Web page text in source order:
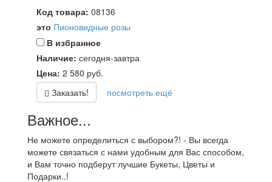
Код товара: 08136
это Пионовидные розы
В избранное
Наличие: сегодня-завтра
Цена: 2 580 руб.
Заказать!
посмотреть ещё
Важное...
Не можете определиться с выбором?! - Вы всегда
можете связаться с нами удобным для Вас способом,
и Вам точно подберут лучшие Букеты, Цветы и
Подарки..!